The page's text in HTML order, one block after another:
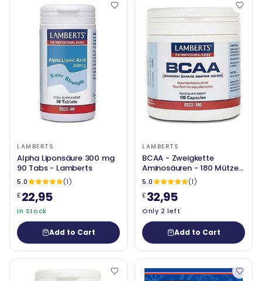
LAMBERTS
Alpha Liponsäure 300 mg
90 Tabs - Lamberts
5.0
(1)
£22,95
In Stock
Add to Cart
LAMBERTS
BCAA - Zweigkette
Aminosäuren - 180 Mützen
- Lamberts
5.0
(1)
£32,95
Only 2 left
Add to Cart